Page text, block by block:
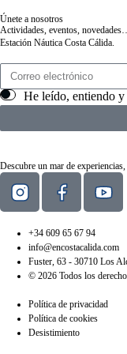
Únete a nosotros
Actividades, eventos,
Estación Náutica Costa Cálida.
He leído, entiendo y
Descubre un mar de
+34 609 65 67 94
info@encostacalida.com
Fuster, 63 - 30710 Los
© 2026 Todos los
Política de privacidad
Política de cookies
Desistimiento